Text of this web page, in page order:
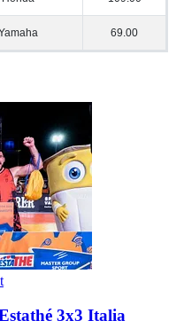
3x3 Italia